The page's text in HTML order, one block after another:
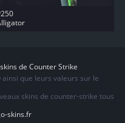
de Counter Strike
ainsi que leurs valeurs sur le
skins de counter-strike tous
skins.fr